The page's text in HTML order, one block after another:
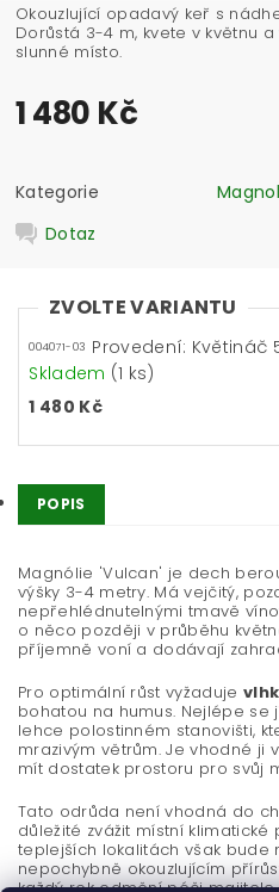
Okouzlující opadavý keř s
Dorůstá 3-4 m, kvete v květnu
slunné místo.
1 480 Kč
Kategorie
Dotaz
ZVOLTE VARIANTU
004071-03 Provedení: Květináč
Skladem (1 ks)
1 480 Kč
POPIS
Magnólie 'Vulcan' je dech
výšky 3-4 metry. Má vejčitý,
nepřehlédnutelnými tmavě
o něco později v průběhu
příjemně voní a dodávají
Pro optimální růst vyžaduje
bohatou na humus. Nejlépe
lehce polostinném stanovišti,
mrazivým větrům. Je vhodné ji
mít dostatek prostoru pro svůj
Tato odrůda není vhodná do
důležité zvážit místní
teplejších lokalitách však bude
nepochybně okouzlujícím